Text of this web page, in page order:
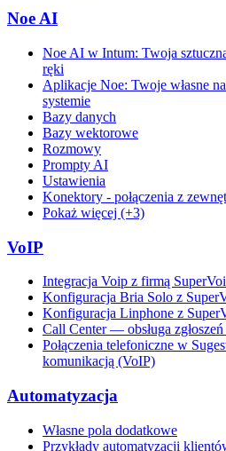
Noe AI
Noe AI w Intum: Twoja
ręki
Aplikacje Noe: Twoje własne
systemie
Bazy danych
Bazy wektorowe
Rozmowy
Prompty AI
Ustawienia
Konektory - połączenia z
Pokaż więcej (+3)
VoIP
Integracja Voip z firmą
Konfiguracja Bria Solo z
Konfiguracja Linphone z
Call Center — obsługa
Połączenia telefoniczne w
komunikacją (VoIP)
Automatyzacja
Własne pola dodatkowe
Przykłady automatyzacji